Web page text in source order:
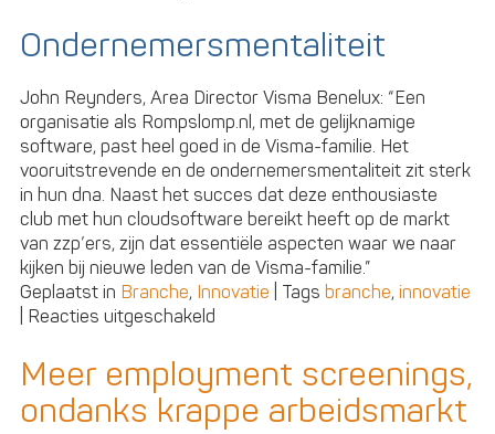
Ondernemersmentaliteit
John Reynders, Area Director Visma Benelux: “Een
organisatie als Rompslomp.nl, met de gelijknamige
software, past heel goed in de Visma-familie. Het
vooruitstrevende en de ondernemersmentaliteit zit sterk
in hun dna. Naast het succes dat deze enthousiaste
club met hun cloudsoftware bereikt heeft op de markt
van zzp’ers, zijn dat essentiële aspecten waar we naar
kijken bij nieuwe leden van de Visma-familie.”
Geplaatst in Branche, Innovatie Tags branche,innovatie
Reacties uitgeschakeld
ook
in
boekhoudsoftware
Meer employment screenings,
ondanks krappe arbeidsmarkt